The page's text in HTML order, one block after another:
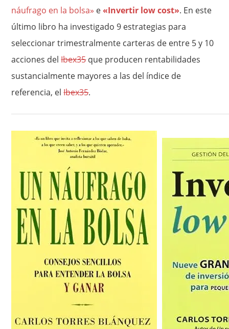
náufrago en la bolsa» e«Invertir low cost». En este
último libro ha investigado 9 estrategias para
seleccionar trimestralmente carteras de entre 5 y 10
acciones delIbex35que producen rentabilidades
sustancialmente mayores a las del índice de
referencia, elIbex35.